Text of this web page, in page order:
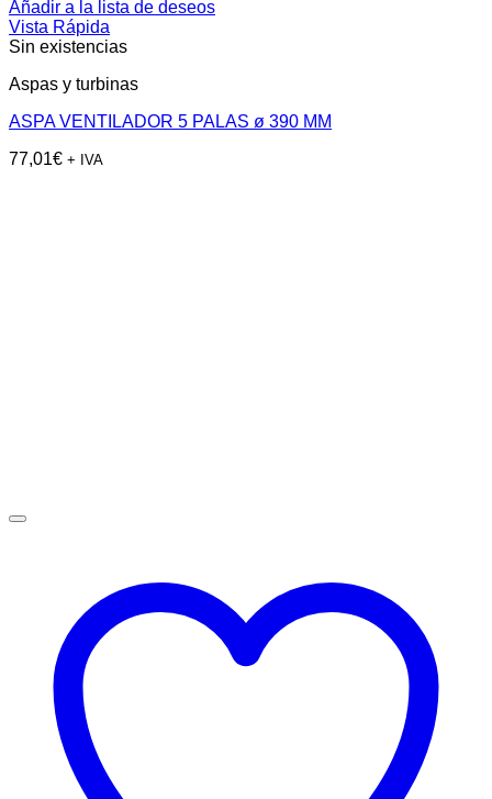
Añadir a la lista de deseos
Vista Rápida
Sin existencias
Aspas y turbinas
ASPA VENTILADOR 5 PALAS ø 390 MM
77,01€ + IVA